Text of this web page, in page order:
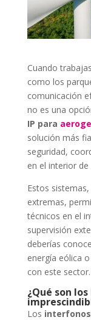
Cuando
como los
comunicación
no es una
IP para
solución más
seguridad,
en el interior
Estos
extremas,
técnicos en el
supervisión
deberías
energía eólica
con este sector.
¿Qué son
Los interfonos